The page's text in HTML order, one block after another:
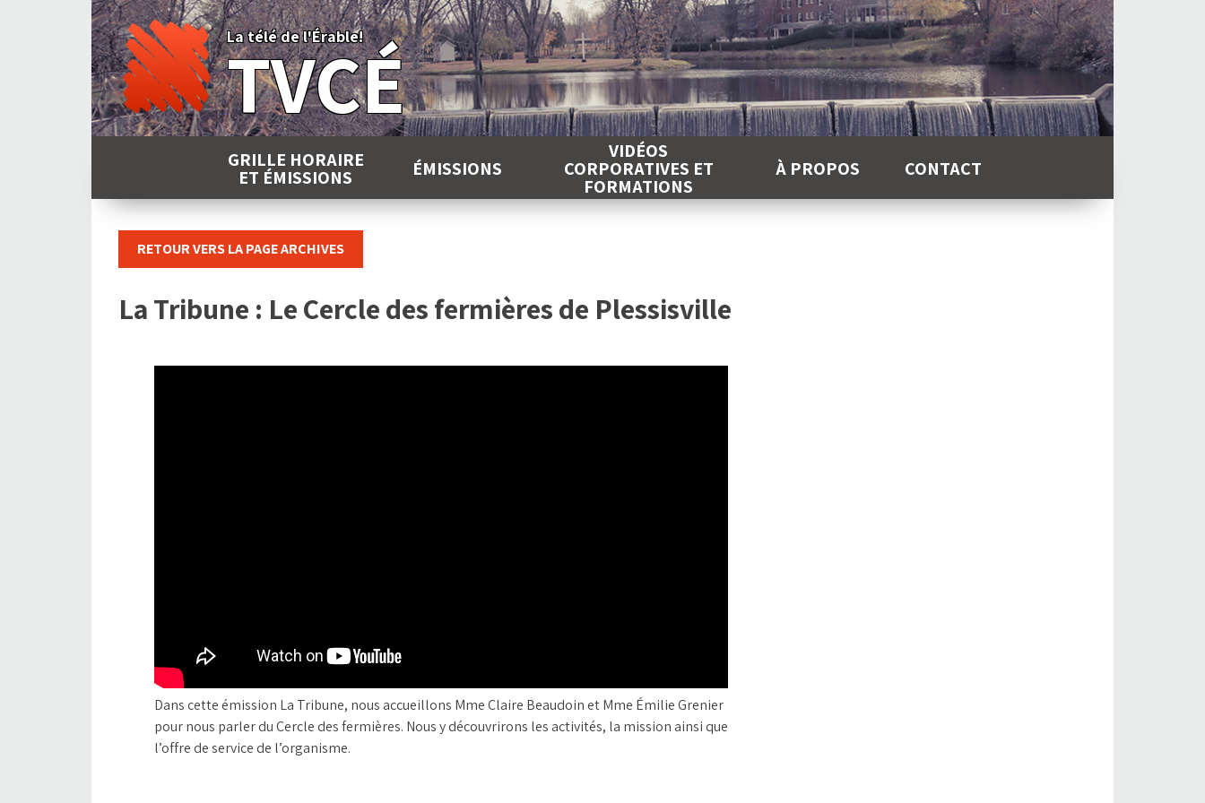
La télé de l'Érable!
TVCÉ
GRILLE HORAIRE
ET ÉMISSIONS ÉMISSIONS
VIDÉOS
CORPORATIVES ET
FORMATIONS
À PROPOS CONTACT
RETOUR VERS LA PAGE ARCHIVES
La Tribune : Le Cercle des fermières de Plessisville
Dans cette émission La Tribune, nous accueillons Mme Claire Beaudoin et Mme Émilie Grenier
pour nous parler du Cercle des fermières. Nous y découvrirons les activités, la mission ainsi que
l’offre de service de l’organisme.